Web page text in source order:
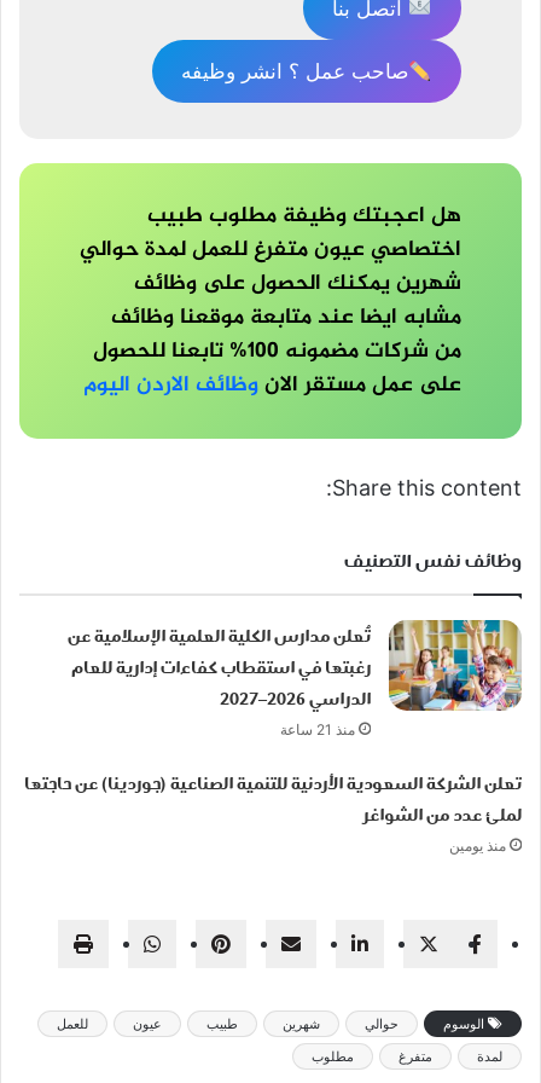
اتصل بنا
صاحب عمل ؟ انشر وظيفه
هل اعجبتك وظيفة مطلوب طبيب
اختصاصي عيون متفرغ للعمل لمدة حوالي
شهرين يمكنك الحصول على وظائف
مشابه ايضا عند متابعة موقعنا وظائف
من شركات مضمونه 100% تابعنا للحصول
على عمل مستقر الانوظائف الاردن اليوم
Share this content:
وظائف نفس التصنيف
تُعلن مدارس الكلية العلمية الإسلامية عن
رغبتها في استقطاب كفاءات إدارية للعام
الدراسي 2026–2027
منذ 21 ساعة
تعلن الشركة السعودية الأردنية للتنمية الصناعية (جوردينا) عن حاجتها
لملئ عدد من الشواغر
منذ يومين
الوسوم حوالي شهرين طبيب عيون
للعمل
لمدة
متفرغ مطلوب